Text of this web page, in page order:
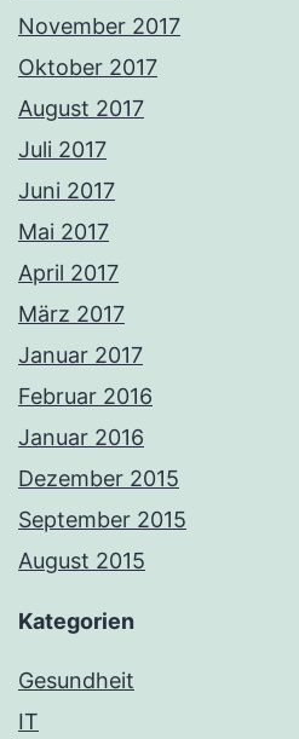
November 2017
Oktober 2017
August 2017
Juli 2017
Juni 2017
Mai 2017
April 2017
März 2017
Januar 2017
Februar 2016
Januar 2016
Dezember 2015
September 2015
August 2015
Kategorien
Gesundheit
IT